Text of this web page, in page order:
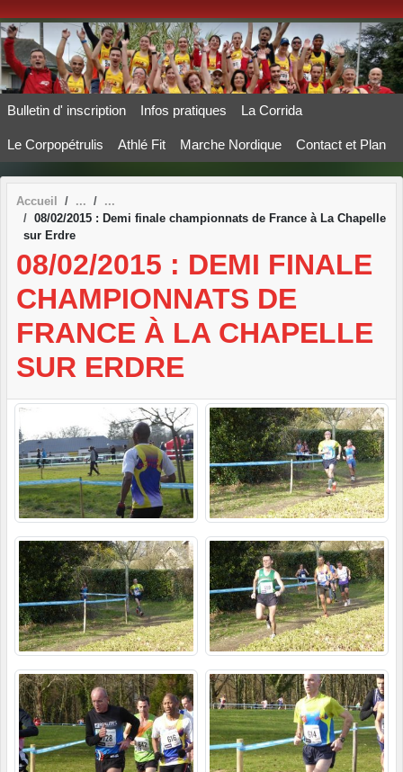
Bulletin d' inscription Infos pratiques La Corrida
Le Corpopétrulis Athlé Fit Marche Nordique Contact et Plan
Accueil
08/02/2015 : Demi finale championnats de France à La Chapelle
sur Erdre
08/02/2015 : DEMI FINALE
CHAMPIONNATS DE
FRANCE À LA CHAPELLE
SUR ERDRE